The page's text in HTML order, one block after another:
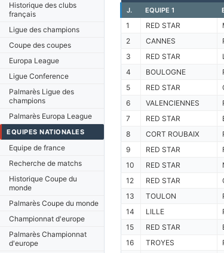
Historique des clubs
français
Ligue des champions
Coupe des coupes
Europa League
Ligue Conference
Palmarès Ligue des
champions
Palmarès Europa League
EQUIPES NATIONALES
Equipe de france
Recherche de matchs
Historique Coupe du
monde
Palmarès Coupe du monde
Championnat d'europe
Palmarès Championnat
d'europe
J.
EQUIPE 1
1 RED STAR
2
CANNES
3
RED STAR
4
BOULOGNE
5
RED STAR
6
VALENCIENNES
7
RED STAR
8
CORT ROUBAIX
9
RED STAR
10
RED STAR
12
RED STAR
13
TOULON
14
LILLE
15
RED STAR
16
TROYES